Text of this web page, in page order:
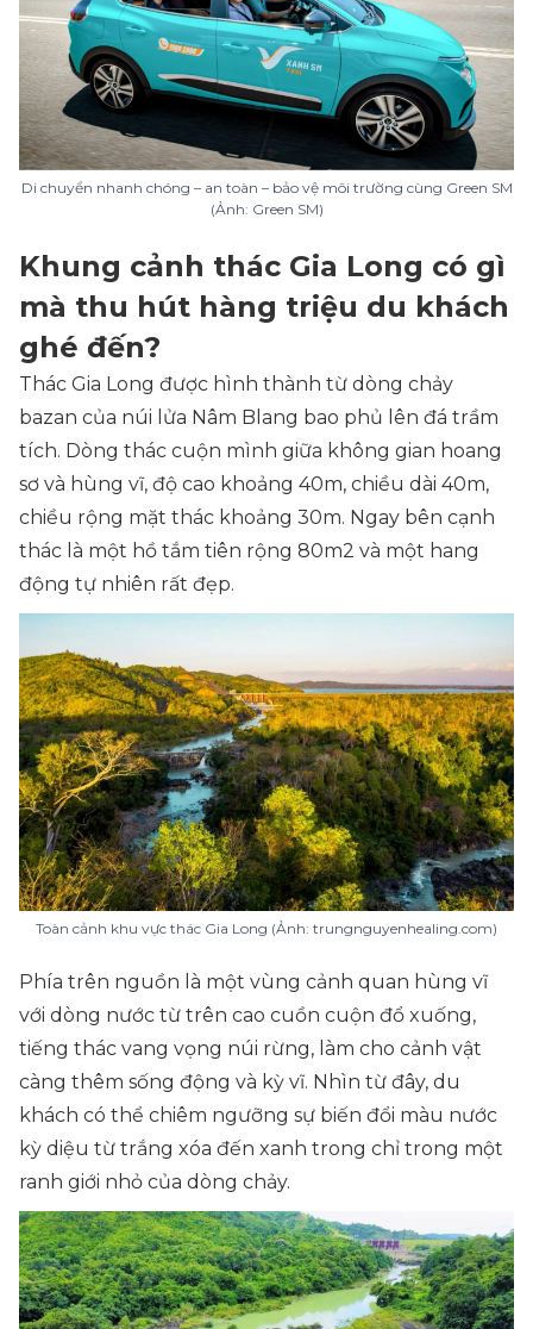
Di chuyển nhanh chóng – an toàn – bảo vệ môi trường cùng Green SM
(Ảnh: Green SM)
Khung cảnh thác Gia Long có gì
mà thu hút hàng triệu du khách
ghé đến?
Thác Gia Long được hình thành từ dòng chảy
bazan của núi lửa Nâm Blang bao phủ lên đá trầm
tích. Dòng thác cuộn mình giữa không gian hoang
sơ và hùng vĩ, độ cao khoảng 40m, chiều dài 40m,
chiều rộng mặt thác khoảng 30m. Ngay bên cạnh
thác là một hồ tắm tiên rộng 80m2 và một hang
động tự nhiên rất đẹp.
Toàn cảnh khu vực thác Gia Long (Ảnh: trungnguyenhealing.com)
Phía trên nguồn là một vùng cảnh quan hùng vĩ
với dòng nước từ trên cao cuồn cuộn đổ xuống,
tiếng thác vang vọng núi rừng, làm cho cảnh vật
càng thêm sống động và kỳ vĩ. Nhìn từ đây, du
khách có thể chiêm ngưỡng sự biến đổi màu nước
kỳ diệu từ trắng xóa đến xanh trong chỉ trong một
ranh giới nhỏ của dòng chảy.